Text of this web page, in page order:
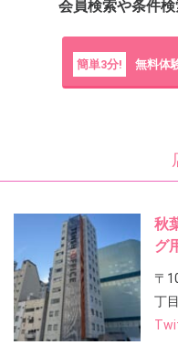
会員検索や条件検
簡単3分! 無料体
秋
グ
〒
丁